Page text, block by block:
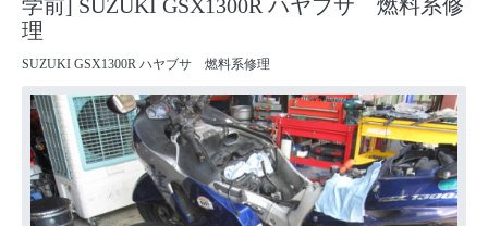
学前] SUZUKI GSX1300R ハヤブサ 燃料系修
理
SUZUKI GSX1300R ハヤブサ 燃料系修理